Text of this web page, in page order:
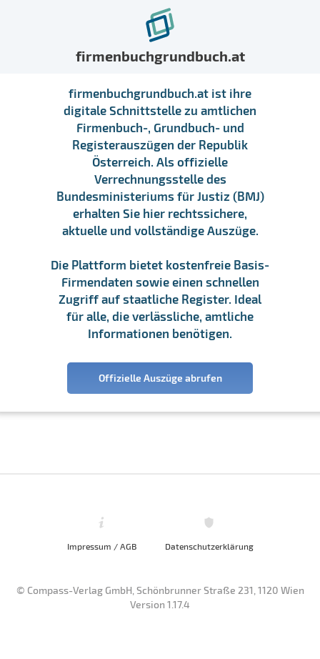
firmenbuchgrundbuch.at
firmenbuchgrundbuch.at ist ihre
digitale Schnittstelle zu amtlichen
Firmenbuch-, Grundbuch- und
Registerauszügen der Republik
Österreich. Als offizielle
Verrechnungsstelle des
Bundesministeriums für Justiz (BMJ)
erhalten Sie hier rechtssichere,
aktuelle und vollständige Auszüge.
Die Plattform bietet kostenfreie Basis-
Firmendaten sowie einen schnellen
Zugriff auf staatliche Register. Ideal
für alle, die verlässliche, amtliche
Informationen benötigen.
Offizielle Auszüge abrufen
Impressum / AGB Datenschutzerklärung
© Compass-Verlag GmbH, Schönbrunner Straße 231, 1120 Wien
Version 1.17.4